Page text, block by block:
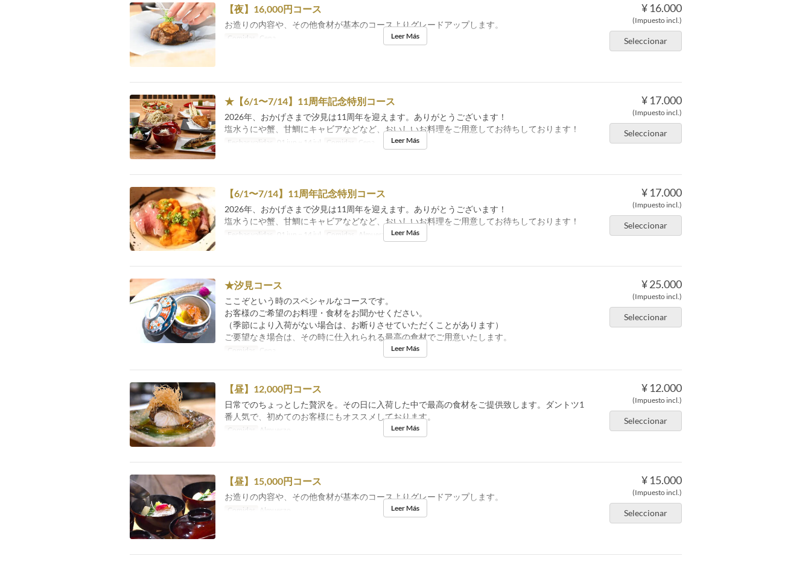
¥ 16.000
(Impuesto incl.)
Seleccionar
【夜】16,000円コース
お造りの内容や、その他食材が基本のコースよりグレードアップします。
Comidas Cena Leer Más
¥ 17.000
(Impuesto incl.)
Seleccionar
★【6/1〜7/14】11周年記念特別コース
2026年、おかげさまで汐見は11周年を迎えます。ありがとうございます！
塩水うにや蟹、甘鯛にキャビアなどなど、おいしいお料理をご用意してお待ちしております！
Fechas validas 01 jun ~ 14 jul Comidas Cena Leer Más
¥ 17.000
(Impuesto incl.)
Seleccionar
【6/1〜7/14】11周年記念特別コース
2026年、おかげさまで汐見は11周年を迎えます。ありがとうございます！
塩水うにや蟹、甘鯛にキャビアなどなど、おいしいお料理をご用意してお待ちしております！
Fechas validas 01 jun ~ 14 jul Comidas Almuerzo Leer Más
¥ 25.000
(Impuesto incl.)
Seleccionar
★汐見コース
ここぞという時のスペシャルなコースです。
お客様のご希望のお料理・食材をお聞かせください。
（季節により入荷がない場合は、お断りさせていただくことがあります）
ご要望なき場合は、その時に仕入れられる最高の食材でご用意いたします。
Comidas Cena Leer Más
¥ 12.000
(Impuesto incl.)
Seleccionar
【昼】12,000円コース
日常でのちょっとした贅沢を。その日に入荷した中で最高の食材をご提供致します。ダントツ1
番人気で、初めてのお客様にもオススメしております。
Comidas Almuerzo Leer Más
¥ 15.000
(Impuesto incl.)
Seleccionar
【昼】15,000円コース
お造りの内容や、その他食材が基本のコースよりグレードアップします。
Comidas Almuerzo Leer Más